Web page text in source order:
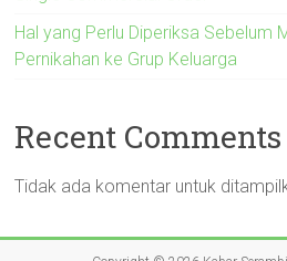
Hal yang Perlu Diperiksa Sebelum
Pernikahan ke Grup Keluarga
Recent Comments
Tidak ada komentar untuk